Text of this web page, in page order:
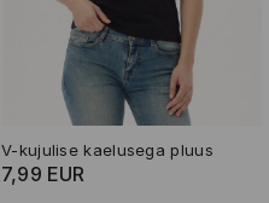
V-kujulise kaelusega pluus
7,99 EUR